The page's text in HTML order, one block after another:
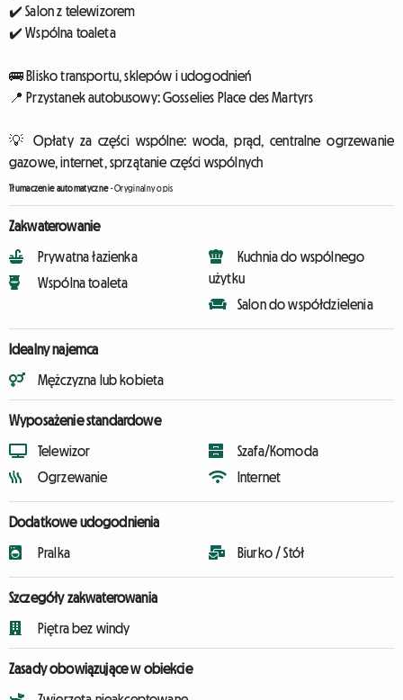
✔️ Salon z telewizorem
✔️ Wspólna toaleta
🚌 Blisko transportu, sklepów i udogodnień
📍 Przystanek autobusowy: Gosselies Place des Martyrs
💡 Opłaty za części wspólne: woda, prąd, centralne ogrzewanie
gazowe, internet, sprzątanie części wspólnych
Tłumaczenie automatyczne-Oryginalny opis
Zakwaterowanie
Prywatna łazienka
Wspólna toaleta
Kuchnia do wspólnego
użytku
Salon do współdzielenia
Idealny najemca
Mężczyzna lub kobieta
Wyposażenie standardowe
Telewizor
Ogrzewanie
Szafa/Komoda
Internet
Dodatkowe udogodnienia
Pralka Biurko / Stół
Szczegóły zakwaterowania
Piętra bez windy
Zasady obowiązujące w obiekcie